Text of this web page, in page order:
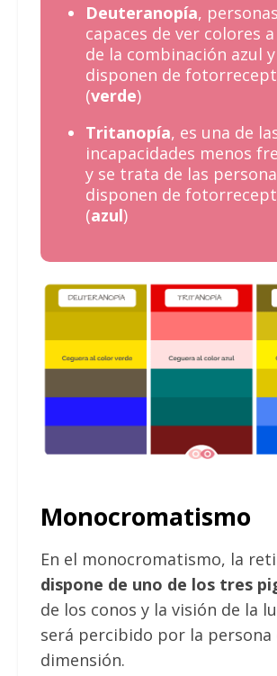
Deuteranopía,
capaces de ver colores
de la combinación azul
disponen de
(verde)
Tritanopía, es una de
incapacidades menos
y se trata de las
disponen de
(azul)
Monocromatismo
En el monocromatismo, la
dispone de uno de los tres
de los conos y la visión de la
será percibido por la persona
dimensión.